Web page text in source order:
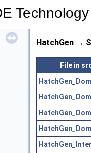
Technology
HatchGen →
File in